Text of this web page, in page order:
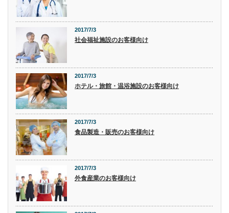
2017/7/3
社会福祉施設のお客様向け
2017/7/3
ホテル・旅館・温浴施設のお客様向け
2017/7/3
食品製造・販売のお客様向け
2017/7/3
外食産業のお客様向け